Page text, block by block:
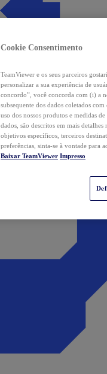
Cookie Consentimento
TeamViewer e os seus parceiros
personalizar a sua experiência de
concordo”, você concorda com (i) a
subsequente dos dados coletados
uso dos nossos produtos e medidas
dados, são descritos em mais detalhes
objetivos específicos, terceiros
preferências, sinta-se à vontade para
Baixar TeamViewer Impresso